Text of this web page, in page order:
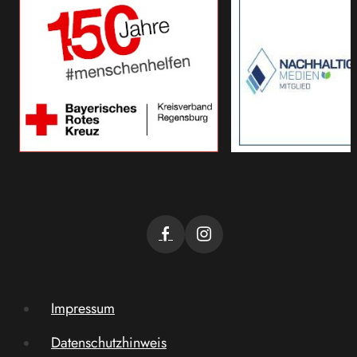
Impressum
Datenschutzhinweis